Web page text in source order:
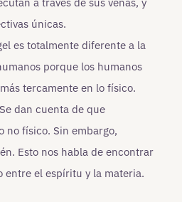
únicas.
es totalmente diferente a la
porque los humanos
tercamente en lo físico.
dan cuenta de que
no físico. Sin embargo,
Esto nos habla de encontrar
entre el espíritu y la materia.